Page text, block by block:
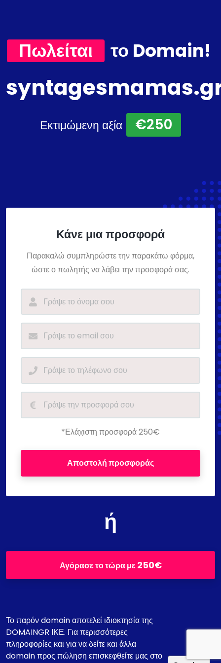
Πωλείται το Domain!
Εκτιμώμενη αξία €250
Κάνε μια προσφορά
Παρακαλώ συμπληρώστε την παρακάτω φόρμα,
ώστε ο πωλητής να λάβει την προσφορά σας.
*Ελάχιστη προσφορά 250€
Αποστολή προσφοράς
ή
Αγόρασε το τώρα με250€
Το παρόν domain αποτελεί ιδιοκτησία της
DOMAINGR ΙΚΕ. Για περισσότερες
πληροφορίες και για να δείτε και άλλα
domain προς πώληση επισκεφθείτε μας στο